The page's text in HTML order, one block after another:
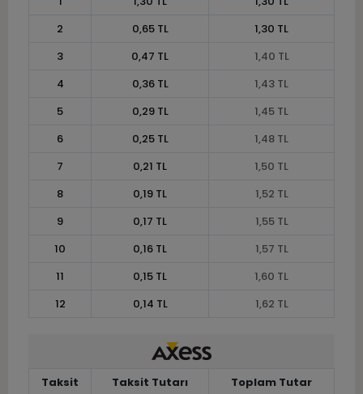
2
0,65 TL
1,30 TL
3
0,47 TL
1,40 TL
4
0,36 TL
1,43 TL
5
0,29 TL
1,45 TL
6
0,25 TL
1,48 TL
7
0,21 TL
1,50 TL
8
0,19 TL
1,52 TL
9
0,17 TL
1,55 TL
10
0,16 TL
1,57 TL
11
0,15 TL
1,60 TL
12
0,14 TL 1,62 TL
Taksit Taksit Tutarı
Toplam Tutar